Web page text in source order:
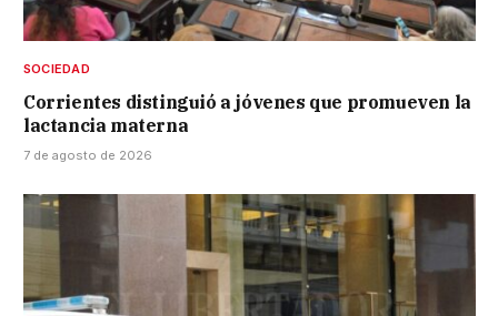
SOCIEDAD
Corrientes distinguió a jóvenes que promueven la
lactancia materna
7 de agosto de 2026